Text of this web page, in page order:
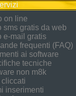
on line
sms gratis da web
e-mail gratis
frequenti (FAQ)
ai software
tecniche
non m8k
cliccati
inserimenti